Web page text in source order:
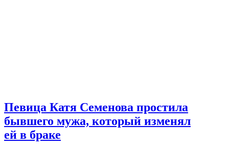
Певица Катя Семенова простила
бывшего мужа, который изменял
ей в браке